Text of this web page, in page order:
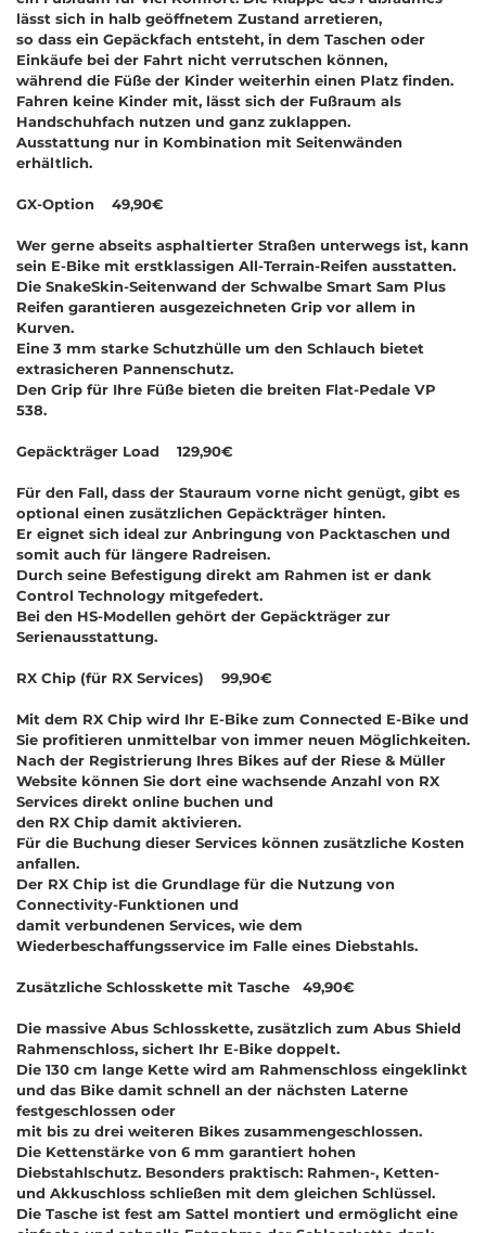
lässt sich in halb geöffnetem Zustand arretieren,
so dass ein Gepäckfach entsteht, in dem Taschen oder
Einkäufe bei der Fahrt nicht verrutschen können,
während die Füße der Kinder weiterhin einen Platz finden.
Fahren keine Kinder mit, lässt sich der Fußraum als
Handschuhfach nutzen und ganz zuklappen.
Ausstattung nur in Kombination mit Seitenwänden
erhältlich.
GX-Option 49,90€
Wer gerne abseits asphaltierter Straßen unterwegs ist, kann
sein E-Bike mit erstklassigen All-Terrain-Reifen ausstatten.
Die SnakeSkin-Seitenwand der Schwalbe Smart Sam Plus
Reifen garantieren ausgezeichneten Grip vor allem in
Kurven.
Eine 3 mm starke Schutzhülle um den Schlauch bietet
extrasicheren Pannenschutz.
Den Grip für Ihre Füße bieten die breiten Flat-Pedale VP
538.
Gepäckträger Load 129,90€
Für den Fall, dass der Stauraum vorne nicht genügt, gibt es
optional einen zusätzlichen Gepäckträger hinten.
Er eignet sich ideal zur Anbringung von Packtaschen und
somit auch für längere Radreisen.
Durch seine Befestigung direkt am Rahmen ist er dank
Control Technology mitgefedert.
Bei den HS-Modellen gehört der Gepäckträger zur
Serienausstattung.
RX Chip (für RX Services) 99,90€
Mit dem RX Chip wird Ihr E-Bike zum Connected E-Bike und
Sie profitieren unmittelbar von immer neuen Möglichkeiten.
Nach der Registrierung Ihres Bikes auf der Riese & Müller
Website können Sie dort eine wachsende Anzahl von RX
Services direkt online buchen und
den RX Chip damit aktivieren.
Für die Buchung dieser Services können zusätzliche Kosten
anfallen.
Der RX Chip ist die Grundlage für die Nutzung von
Connectivity-Funktionen und
damit verbundenen Services, wie dem
Wiederbeschaffungsservice im Falle eines Diebstahls.
Zusätzliche Schlosskette mit Tasche 49,90€
Die massive Abus Schlosskette, zusätzlich zum Abus Shield
Rahmenschloss, sichert Ihr E-Bike doppelt.
Die 130 cm lange Kette wird am Rahmenschloss eingeklinkt
und das Bike damit schnell an der nächsten Laterne
festgeschlossen oder
mit bis zu drei weiteren Bikes zusammengeschlossen.
Die Kettenstärke von 6 mm garantiert hohen
Diebstahlschutz. Besonders praktisch: Rahmen-, Ketten-
und Akkuschloss schließen mit dem gleichen Schlüssel.
Die Tasche ist fest am Sattel montiert und ermöglicht eine